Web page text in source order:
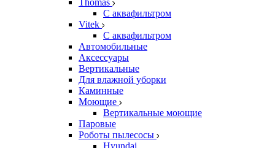
Thomas
С аквафильтром
Vitek
С аквафильтром
Автомобильные
Аксессуары
Вертикальные
Для влажной уборки
Каминные
Моющие
Вертикальные моющие
Паровые
Роботы пылесосы
Hyundai